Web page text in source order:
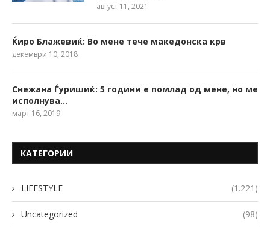
август 11, 2021
Ќиро Блажевиќ: Во мене тече македонска крв
декември 10, 2018
Снежана Ѓуришиќ: 5 години е помлад од мене, но ме
исполнува…
март 16, 2019
КАТЕГОРИИ
LIFESTYLE (1.221)
Uncategorized (98)